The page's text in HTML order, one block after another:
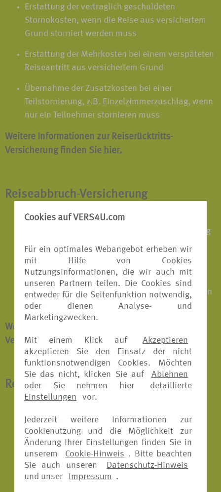
Cookies auf VERS4U.com
Für ein optimales Webangebot erheben wir
mit Hilfe von Cookies
Nutzungsinformationen, die wir auch mit
unseren Partnern teilen. Die Cookies sind
entweder für die Seitenfunktion notwendig,
oder dienen Analyse- und
Marketingzwecken.
Mit einem Klick auf
Akzeptieren
akzeptieren Sie den Einsatz der nicht
funktionsnotwendigen Cookies. Möchten
Sie das nicht, klicken Sie auf
Ablehnen
oder Sie nehmen hier
detaillierte
Einstellungen
vor.
Jederzeit weitere Informationen zur
Cookienutzung und die Möglichkeit zur
Änderung Ihrer Einstellungen finden Sie in
unserem
Cookie-Hinweis . Bitte beachten
Sie auch unseren
Datenschutz-Hinweis
und unser
Impressum .
Erstattung der vertraglich geschuldeten
Stornokosten, wenn die Reise aus versichertem
Grund storniert werden muss
Erstattung der Mehrkosten bei einem verspäteten
Reiseantritt aus versichertem Grund
Übernahme der Zusatzkosten bei einer
Teilstornierung, z.B. Einzelzimmerzuschlag, wenn
nur ein Teilnehmer stornieren muss
Weitere Informationen zur Reiserücktritts-
Versicherung finden Sie hier.
Reiseabbruch-Versicherung
Erstattung der Mehrkosten für die Rückreise,
wenn die Reise aus versichertem Grund vorzeitig
abgebrochen werden muss
Erstattung der nicht genutzten Reiseleistungen
vor Ort, wenn die Reise aus versichertem Grund
vorzeitig abgebrochen oder unterbrochen werden
muss
Weitere Informationen zur Reiseabbruch-
Versicherung finden Sie
hier.
Reisekranken-Versicherung
notwendige Heilbehandlungen im Ausland
inklusive aller verordneten Arzneimittel
Krankenrücktransport
Schmerzstillende Zahnbehandlungen